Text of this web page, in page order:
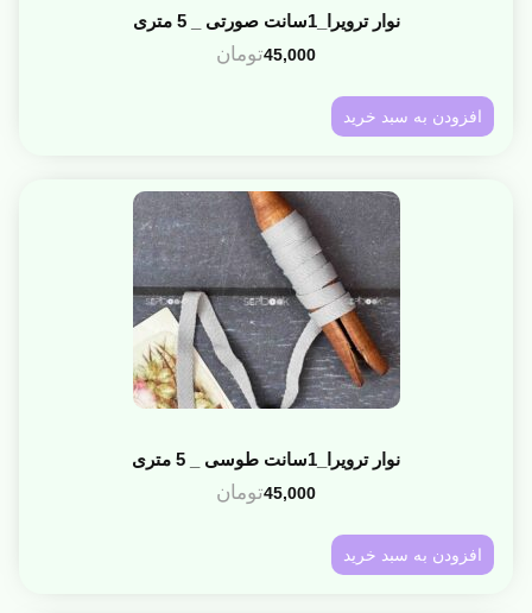
نوار ترویرا_1سانت صورتی _ 5 متری
45,000تومان
افزودن به سبد خرید
نوار ترویرا_1سانت طوسی _ 5 متری
45,000تومان
افزودن به سبد خرید